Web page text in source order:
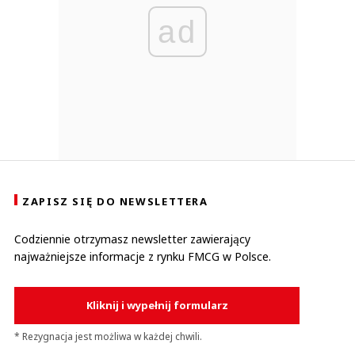
ad
ZAPISZ SIĘ DO NEWSLETTERA
Codziennie otrzymasz newsletter zawierający
najważniejsze informacje z rynku FMCG w Polsce.
Kliknij i wypełnij formularz
* Rezygnacja jest możliwa w każdej chwili.